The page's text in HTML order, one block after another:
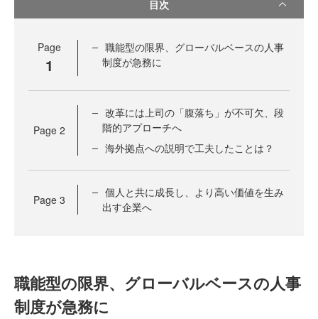
目次
Page
1
職能型の限界、グローバルベースの人事
制度が急務に
Page 2
改革には上司の「腹落ち」が不可欠、段
階的アプローチへ
海外拠点への説明で工夫したことは？
Page 3
個人と共に成長し、より高い価値を生み
出す企業へ
職能型の限界、グローバルベースの人事
制度が急務に